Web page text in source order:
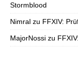
Stormblood
Nimral zu FFXIV:
MajorNossi zu